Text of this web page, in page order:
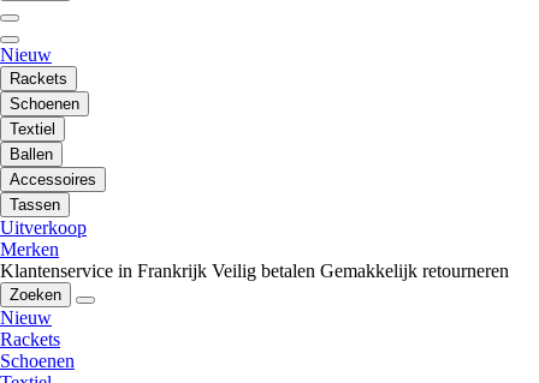
Nieuw
Rackets
Schoenen
Textiel
Ballen
Accessoires
Tassen
Uitverkoop
Merken
Klantenservice in Frankrijk Veilig betalen Gemakkelijk retourneren
Zoeken
Nieuw
Rackets
Schoenen